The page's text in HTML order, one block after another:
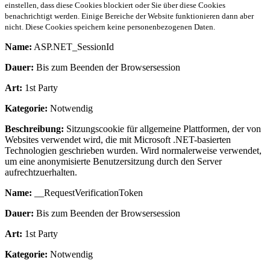
einstellen, dass diese Cookies blockiert oder Sie über diese Cookies
benachrichtigt werden. Einige Bereiche der Website funktionieren dann aber
nicht. Diese Cookies speichern keine personenbezogenen Daten.
Name: ASP.NET_SessionId
Dauer: Bis zum Beenden der Browsersession
Art: 1st Party
Kategorie: Notwendig
Beschreibung: Sitzungscookie für allgemeine Plattformen, der von
Websites verwendet wird, die mit Microsoft .NET-basierten
Technologien geschrieben wurden. Wird normalerweise verwendet,
um eine anonymisierte Benutzersitzung durch den Server
aufrechtzuerhalten.
Name: __RequestVerificationToken
Dauer: Bis zum Beenden der Browsersession
Art: 1st Party
Kategorie: Notwendig